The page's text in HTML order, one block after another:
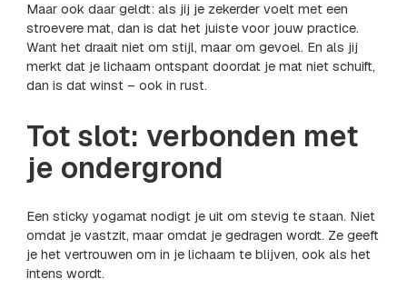
Maar ook daar geldt: als jij je zekerder voelt met een
stroevere mat, dan is dat het juiste voor jouw practice.
Want het draait niet om stijl, maar om gevoel. En als jij
merkt dat je lichaam ontspant doordat je mat niet schuift,
dan is dat winst – ook in rust.
Tot slot: verbonden met
je ondergrond
Een sticky yogamat nodigt je uit om stevig te staan. Niet
omdat je vastzit, maar omdat je gedragen wordt. Ze geeft
je het vertrouwen om in je lichaam te blijven, ook als het
intens wordt.